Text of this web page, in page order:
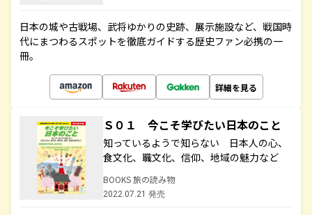
日本の城や古戦場、武将ゆかりの史跡、展示施設など、戦国時
代にまつわるスポットを徹底ガイドする歴史ファン必携の一
冊。
詳細を見る
Ｓ０１ 今こそ学びたい日本のこと
知っているようで知らない 日本人の心、
食文化、職文化、信仰、地域の魅力など
BOOKS 旅の読み物
2022.07.21 発売